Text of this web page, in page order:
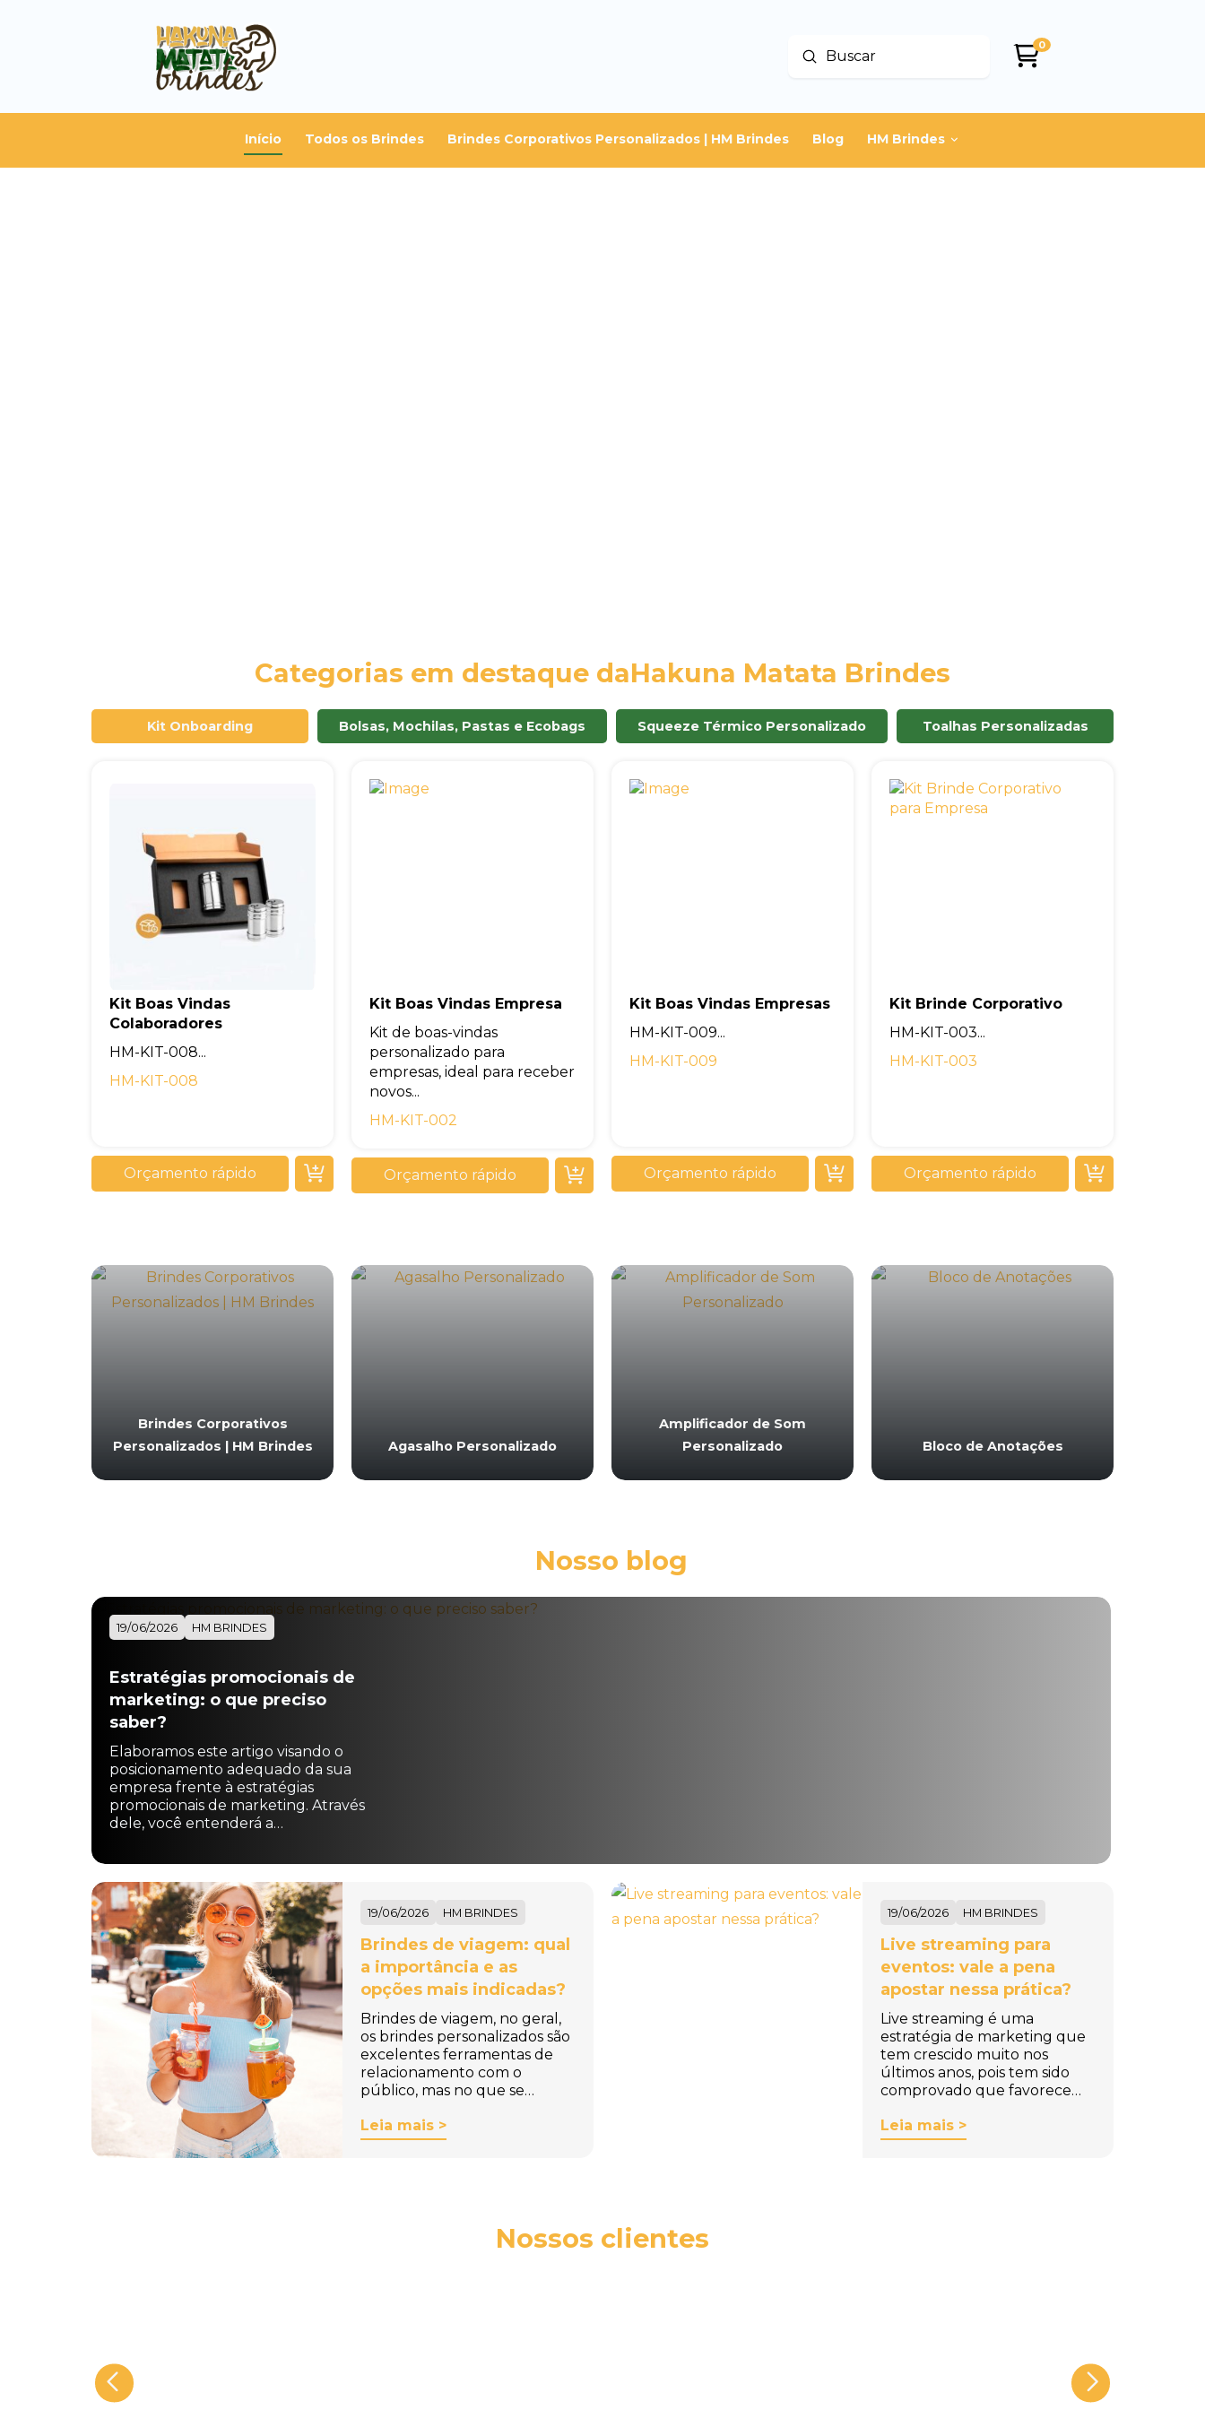
Buscar
Enviar
0
Início Todos os Brindes Brindes Corporativos Personalizados | HM Brindes Blog HM Brindes
Categorias em destaque daHakuna Matata Brindes
Kit Onboarding Bolsas, Mochilas, Pastas e Ecobags Squeeze Térmico Personalizado Toalhas Personalizadas
Kit Boas Vindas
Colaboradores
HM-KIT-008...
HM-KIT-008
Orçamento rápido
Kit Boas Vindas Empresa
Kit de boas-vindas
personalizado para
empresas, ideal para receber
novos...
HM-KIT-002
Orçamento rápido
Kit Boas Vindas Empresas
HM-KIT-009...
HM-KIT-009
Orçamento rápido
Kit Brinde Corporativo
HM-KIT-003...
HM-KIT-003
Orçamento rápido
Brindes Corporativos
Personalizados | HM Brindes
Agasalho Personalizado
Amplificador de Som
Personalizado
Bloco de Anotações
Nosso blog
19/06/2026 HM BRINDES
Estratégias promocionais de
marketing: o que preciso
saber?
Elaboramos este artigo visando o
posicionamento adequado da sua
empresa frente à estratégias
promocionais de marketing. Através
dele, você entenderá a…
19/06/2026 HM BRINDES
Brindes de viagem: qual
a importância e as
opções mais indicadas?
Brindes de viagem, no geral,
os brindes personalizados são
excelentes ferramentas de
relacionamento com o
público, mas no que se…
Leia mais >
19/06/2026 HM BRINDES
Live streaming para
eventos: vale a pena
apostar nessa prática?
Live streaming é uma
estratégia de marketing que
tem crescido muito nos
últimos anos, pois tem sido
comprovado que favorece…
Leia mais >
Nossos clientes